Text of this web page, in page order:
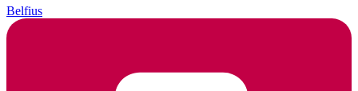
Belfius